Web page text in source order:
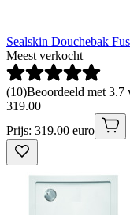
Sealskin Douchebak
Meest verkocht
(10)Beoordeeld met 3.7
319.00
Prijs: 319.00 euro